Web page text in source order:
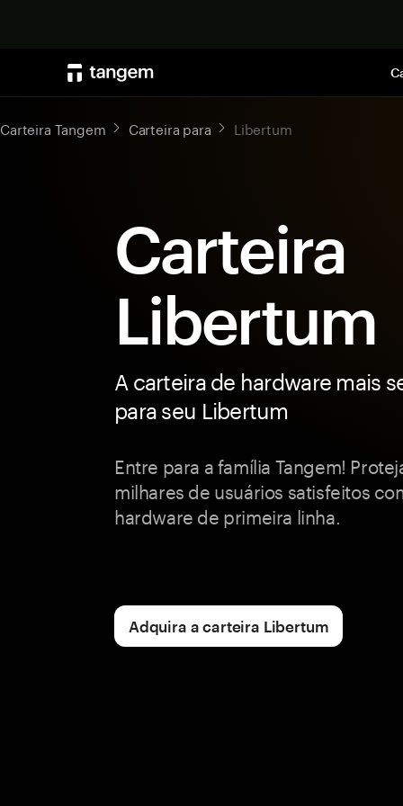
Carteira Tangem Carteira para Libertum
Carteira
Libertum
A carteira de hardware mais
para seu Libertum
Entre para a família Tangem!
milhares de usuários satisfeitos
hardware de primeira linha.
Adquira a carteira Libertum